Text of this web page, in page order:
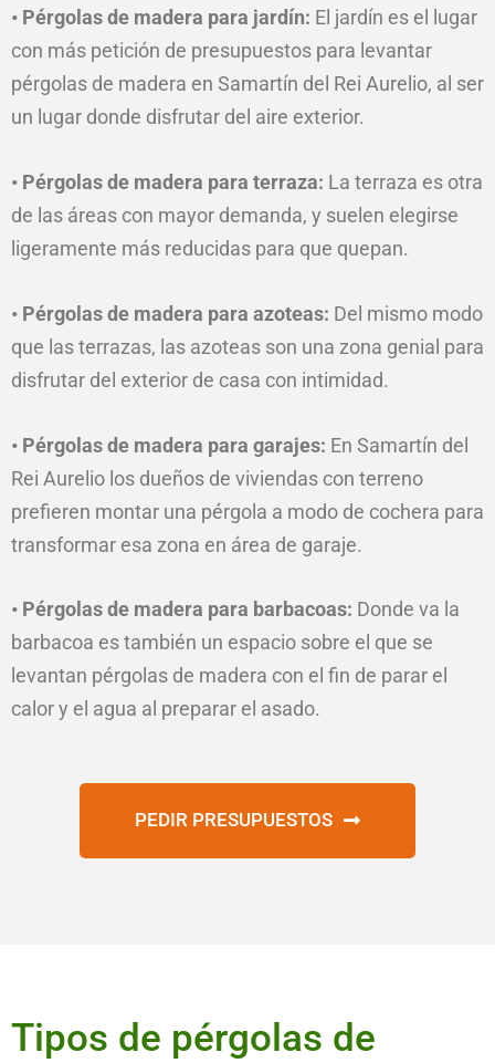
• Pérgolas de madera para jardín: El jardín es el lugar
con más petición de presupuestos para levantar
pérgolas de madera en Samartín del Rei Aurelio, al ser
un lugar donde disfrutar del aire exterior.
• Pérgolas de madera para terraza: La terraza es otra
de las áreas con mayor demanda, y suelen elegirse
ligeramente más reducidas para que quepan.
• Pérgolas de madera para azoteas: Del mismo modo
que las terrazas, las azoteas son una zona genial para
disfrutar del exterior de casa con intimidad.
• Pérgolas de madera para garajes: En Samartín del
Rei Aurelio los dueños de viviendas con terreno
prefieren montar una pérgola a modo de cochera para
transformar esa zona en área de garaje.
• Pérgolas de madera para barbacoas: Donde va la
barbacoa es también un espacio sobre el que se
levantan pérgolas de madera con el fin de parar el
calor y el agua al preparar el asado.
PEDIR PRESUPUESTOS
Tipos de pérgolas de